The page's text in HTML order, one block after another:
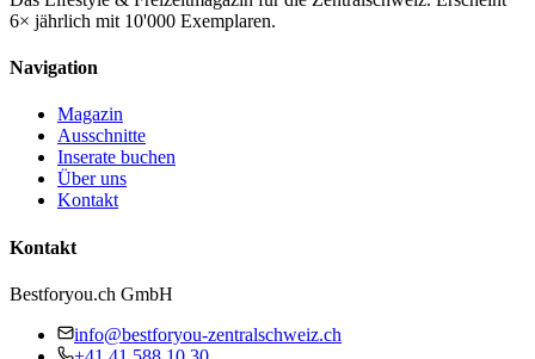
6× jährlich mit 10'000 Exemplaren.
Navigation
Magazin
Ausschnitte
Inserate buchen
Über uns
Kontakt
Kontakt
Bestforyou.ch GmbH
info@bestforyou-zentralschweiz.ch